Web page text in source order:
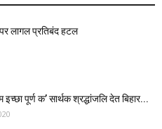
लागल प्रतिबंद हटल
पूर्ण क’ सार्थक श्रद्धांजलि देत बिहार...